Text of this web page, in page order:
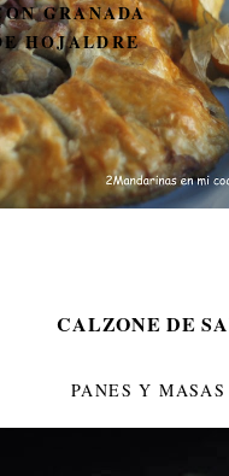
GRANADA
HOJALDRE
CALZONE DE
PANES Y MASAS